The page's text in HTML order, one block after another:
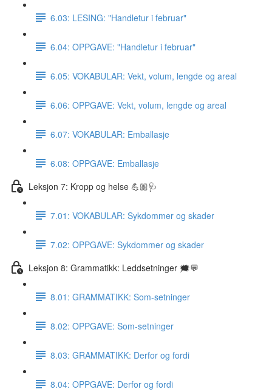
6.03: LESING: "Handletur i februar"
6.04: OPPGAVE: "Handletur i februar"
6.05: VOKABULAR: Vekt, volum, lengde og areal
6.06: OPPGAVE: Vekt, volum, lengde og areal
6.07: VOKABULAR: Emballasje
6.08: OPPGAVE: Emballasje
Leksjon 7: Kropp og helse 💪🏼🩺
7.01: VOKABULAR: Sykdommer og skader
7.02: OPPGAVE: Sykdommer og skader
Leksjon 8: Grammatikk: Leddsetninger 🗯💬
8.01: GRAMMATIKK: Som-setninger
8.02: OPPGAVE: Som-setninger
8.03: GRAMMATIKK: Derfor og fordi
8.04: OPPGAVE: Derfor og fordi